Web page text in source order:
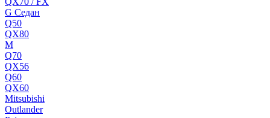
G Cедан
Q50
QX80
M
Q70
QX56
Q60
QX60
Mitsubishi
Outlander